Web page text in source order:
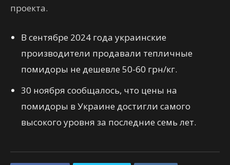
проекта.
В сентябре 2024 года украинские
производители продавали тепличные
помидоры не дешевле 50-60 грн/кг.
30 ноября сообщалось, что цены на
помидоры в Украине достигли самого
высокого уровня за последние семь лет.